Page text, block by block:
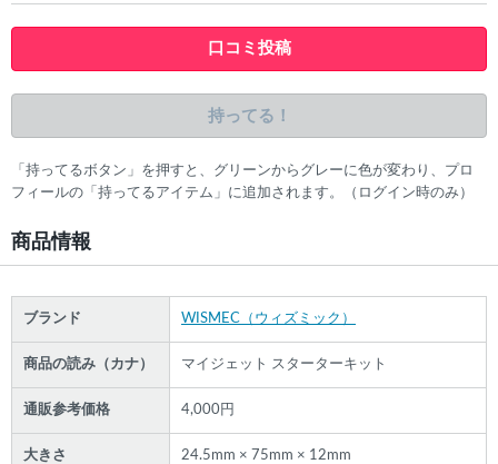
口コミ投稿
持ってる！
「持ってるボタン」を押すと、グリーンからグレーに色が変わり、プロ
フィールの「持ってるアイテム」に追加されます。（ログイン時のみ）
商品情報
ブランド WISMEC（ウィズミック）
商品の読み（カナ） マイジェット スターターキット
通販参考価格 4,000円
大きさ 24.5mm × 75mm × 12mm